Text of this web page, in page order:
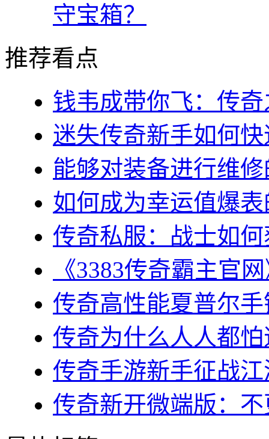
守宝箱？
推荐看点
钱韦成带你飞：传
迷失传奇新手如何
能够对装备进行维
如何成为幸运值爆
传奇私服：战士如
《3383传奇霸主官
传奇高性能夏普尔
传奇为什么人人都
传奇手游新手征战
传奇新开微端版：